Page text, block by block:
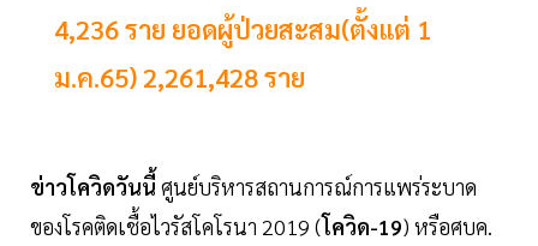
4,236 ราย ยอดผู้ป่วยสะสม(ตั้งแต่ 1
ม.ค.65) 2,261,428 ราย
ข่าวโควิดวันนี้ ศูนย์บริหารสถานการณ์การแพร่ระบาด
ของโรคติดเชื้อไวรัสโคโรนา 2019 (โควิด-19) หรือศบค.